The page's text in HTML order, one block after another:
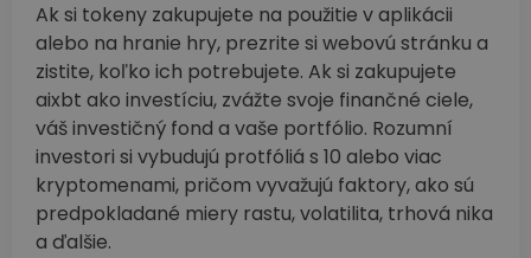
Ak si tokeny zakupujete na použitie v aplikácii
alebo na hranie hry, prezrite si webovú stránku a
zistite, koľko ich potrebujete. Ak si zakupujete
aixbt ako investíciu, zvážte svoje finančné ciele,
váš investičný fond a vaše portfólio. Rozumní
investori si vybudujú protfóliá s 10 alebo viac
kryptomenami, pričom vyvažujú faktory, ako sú
predpokladané miery rastu, volatilita, trhová nika
a ďalšie.